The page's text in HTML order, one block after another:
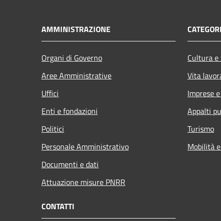
AMMINISTRAZIONE
Organi di Governo
Aree Amministrative
Uffici
Enti e fondazioni
Politici
Personale Amministrativo
Documenti e dati
Attuazione misure PNRR
Cultura
Vita
Imprese
Appalti
Turismo
Mobilità
CONTATTI